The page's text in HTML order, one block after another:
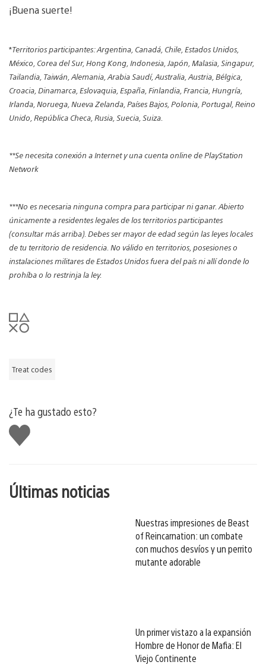
¡Buena suerte!
*Territorios participantes: Argentina, Canadá, Chile, Estados Unidos,
México, Corea del Sur, Hong Kong, Indonesia, Japón, Malasia, Singapur,
Tailandia, Taiwán, Alemania, Arabia Saudí, Australia, Austria, Bélgica,
Croacia, Dinamarca, Eslovaquia, España, Finlandia, Francia, Hungría,
Irlanda, Noruega, Nueva Zelanda, Países Bajos, Polonia, Portugal, Reino
Unido, República Checa, Rusia, Suecia, Suiza.
**Se necesita conexión a Internet y una cuenta online de PlayStation
Network
***No es necesaria ninguna compra para participar ni ganar. Abierto
únicamente a residentes legales de los territorios participantes
(consultar más arriba). Debes ser mayor de edad según las leyes locales
de tu territorio de residencia. No válido en territorios, posesiones o
instalaciones militares de Estados Unidos fuera del país ni allí donde lo
prohíba o lo restrinja la ley.
Treat codes
¿Te ha gustado esto?
Me
gusta
esto
Últimas noticias
Nuestras impresiones de Beast
of Reincarnation: un combate
con muchos desvíos y un perrito
mutante adorable
Un primer vistazo a la expansión
Hombre de Honor de Mafia: El
Viejo Continente